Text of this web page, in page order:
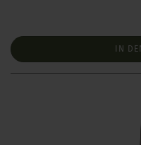
IN